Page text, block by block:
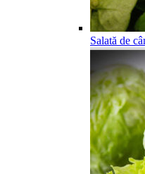
Salată de